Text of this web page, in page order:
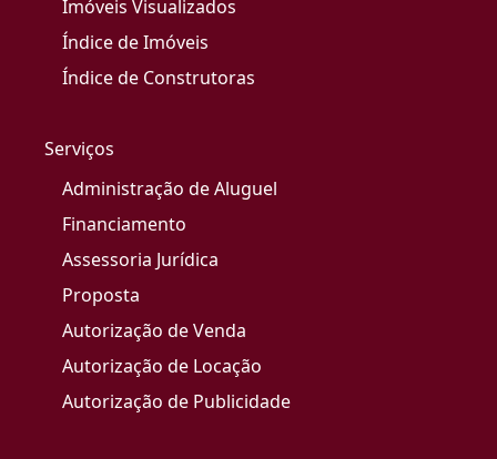
Imóveis Visualizados
Índice de Imóveis
Índice de Construtoras
Serviços
Administração de Aluguel
Financiamento
Assessoria Jurídica
Proposta
Autorização de Venda
Autorização de Locação
Autorização de Publicidade